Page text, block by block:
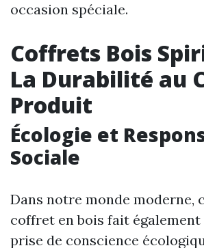
occasion spéciale.
Coffrets Bois
La Durabilité au
Produit
Écologie et
Sociale
Dans notre monde moderne,
coffret en bois fait également
prise de conscience